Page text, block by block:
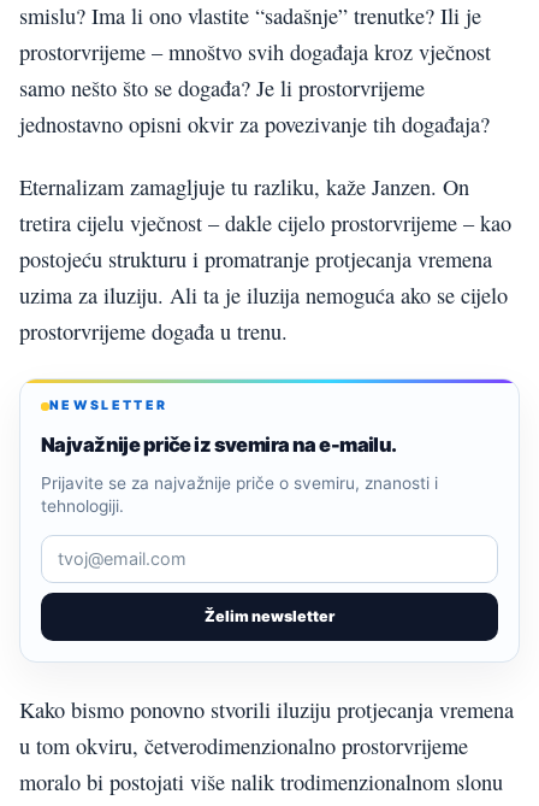
smislu? Ima li ono vlastite “sadašnje” trenutke? Ili je
prostorvrijeme – mnoštvo svih događaja kroz vječnost
samo nešto što se događa? Je li prostorvrijeme
jednostavno opisni okvir za povezivanje tih događaja?
Eternalizam zamagljuje tu razliku, kaže Janzen. On
tretira cijelu vječnost – dakle cijelo prostorvrijeme – kao
postojeću strukturu i promatranje protjecanja vremena
uzima za iluziju. Ali ta je iluzija nemoguća ako se cijelo
prostorvrijeme događa u trenu.
NEWSLETTER
Najvažnije priče iz svemira na e-mailu.
Želim newsletter
Prijavite se za najvažnije priče o svemiru, znanosti i
tehnologiji.
Kako bismo ponovno stvorili iluziju protjecanja vremena
u tom okviru, četverodimenzionalno prostorvrijeme
moralo bi postojati više nalik trodimenzionalnom slonu